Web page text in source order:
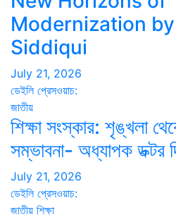
Modernization
Siddiqui
July 21, 2026
ডেইলি প্রেসওয়াচ:
জাতীয়
শিক্ষা সংস্কার: শৃঙ্খলা
সম্ভাবনা- অধ্যাপক ডক্টর
July 21, 2026
ডেইলি প্রেসওয়াচ:
জাতীয় শিক্ষা